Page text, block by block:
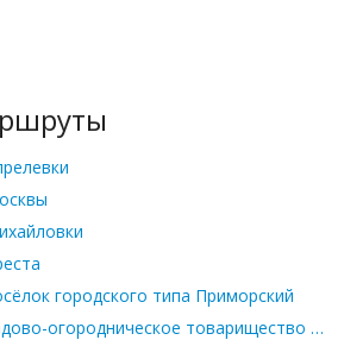
городского типа Приморский
От Феодосии до садово-огородническое товарищество Коктебель